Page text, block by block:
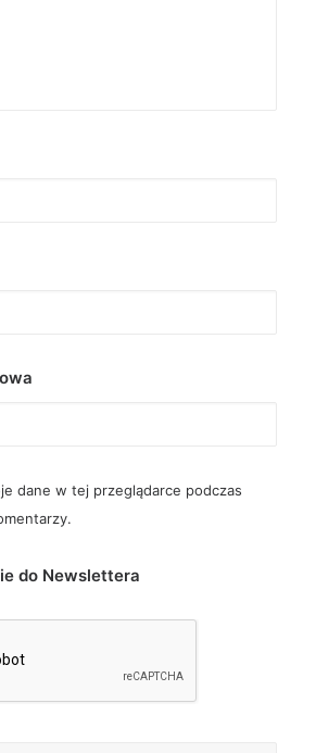
dane w tej przeglądarce podczas
do Newslettera